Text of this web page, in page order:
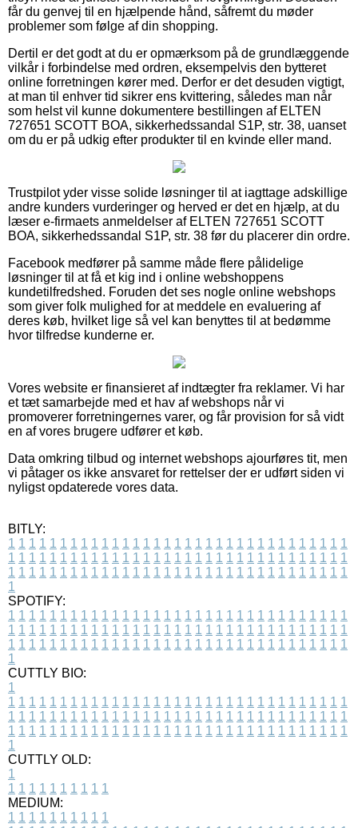
får du genvej til en hjælpende hånd, såfremt du møder
problemer som følge af din shopping.
Dertil er det godt at du er opmærksom på de grundlæggende
vilkår i forbindelse med ordren, eksempelvis den bytteret
online forretningen kører med. Derfor er det desuden vigtigt,
at man til enhver tid sikrer ens kvittering, således man når
som helst vil kunne dokumentere bestillingen af ELTEN
727651 SCOTT BOA, sikkerhedssandal S1P, str. 38, uanset
om du er på udkig efter produkter til en kvinde eller mand.
Trustpilot yder visse solide løsninger til at iagttage adskillige
andre kunders vurderinger og herved er det en hjælp, at du
læser e-firmaets anmeldelser af ELTEN 727651 SCOTT
BOA, sikkerhedssandal S1P, str. 38 før du placerer din ordre.
Facebook medfører på samme måde flere pålidelige
løsninger til at få et kig ind i online webshoppens
kundetilfredshed. Foruden det ses nogle online webshops
som giver folk mulighed for at meddele en evaluering af
deres køb, hvilket lige så vel kan benyttes til at bedømme
hvor tilfredse kunderne er.
Vores website er finansieret af indtægter fra reklamer. Vi har
et tæt samarbejde med et hav af webshops når vi
promoverer forretningernes varer, og får provision for så vidt
en af vores brugere udfører et køb.
Data omkring tilbud og internet webshops ajourføres tit, men
vi påtager os ikke ansvaret for rettelser der er udført siden vi
nyligst opdaterede vores data.
BITLY:
1 1 1 1 1 1 1 1 1 1 1 1 1 1 1 1 1 1 1 1 1 1 1 1 1 1 1 1 1 1 1 1 1
1 1 1 1 1 1 1 1 1 1 1 1 1 1 1 1 1 1 1 1 1 1 1 1 1 1 1 1 1 1 1 1 1
1 1 1 1 1 1 1 1 1 1 1 1 1 1 1 1 1 1 1 1 1 1 1 1 1 1 1 1 1 1 1 1 1
1
SPOTIFY:
1 1 1 1 1 1 1 1 1 1 1 1 1 1 1 1 1 1 1 1 1 1 1 1 1 1 1 1 1 1 1 1 1
1 1 1 1 1 1 1 1 1 1 1 1 1 1 1 1 1 1 1 1 1 1 1 1 1 1 1 1 1 1 1 1 1
1 1 1 1 1 1 1 1 1 1 1 1 1 1 1 1 1 1 1 1 1 1 1 1 1 1 1 1 1 1 1 1 1
1
CUTTLY BIO:
1
1 1 1 1 1 1 1 1 1 1 1 1 1 1 1 1 1 1 1 1 1 1 1 1 1 1 1 1 1 1 1 1 1
1 1 1 1 1 1 1 1 1 1 1 1 1 1 1 1 1 1 1 1 1 1 1 1 1 1 1 1 1 1 1 1 1
1 1 1 1 1 1 1 1 1 1 1 1 1 1 1 1 1 1 1 1 1 1 1 1 1 1 1 1 1 1 1 1 1
1
CUTTLY OLD:
1
1 1 1 1 1 1 1 1 1 1
MEDIUM:
1 1 1 1 1 1 1 1 1 1